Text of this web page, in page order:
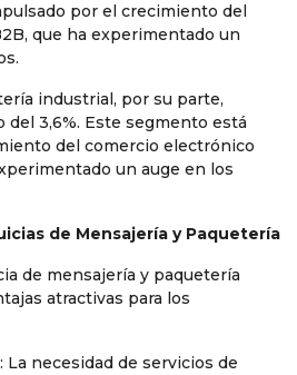
por el crecimiento del
que ha experimentado un
industrial, por su parte,
3,6%. Este segmento está
del comercio electrónico
un auge en los
de Mensajería y Paquetería
de mensajería y paquetería
atractivas para los
La necesidad de servicios de